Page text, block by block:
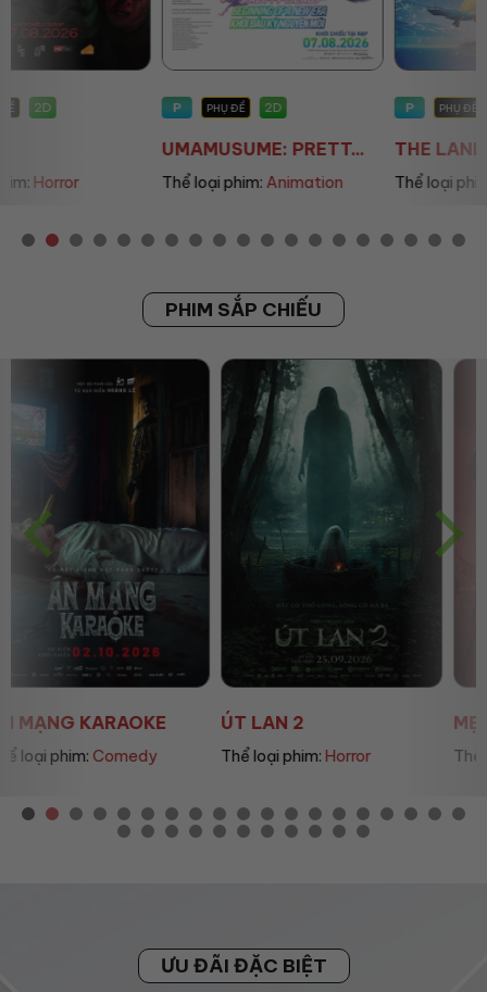
P
UMAMUSUME: PRETT...
Thể loại phim: Animation
P 2D
THE LAND OF SOME...
Thể loại phim: Animation
PHIM SẮP CHIẾU
ÚT LAN 2
Thể loại phim:Horror
MẸ MÌN
Thể loại phim:Drama
ƯU ĐÃI ĐẶC BIỆT